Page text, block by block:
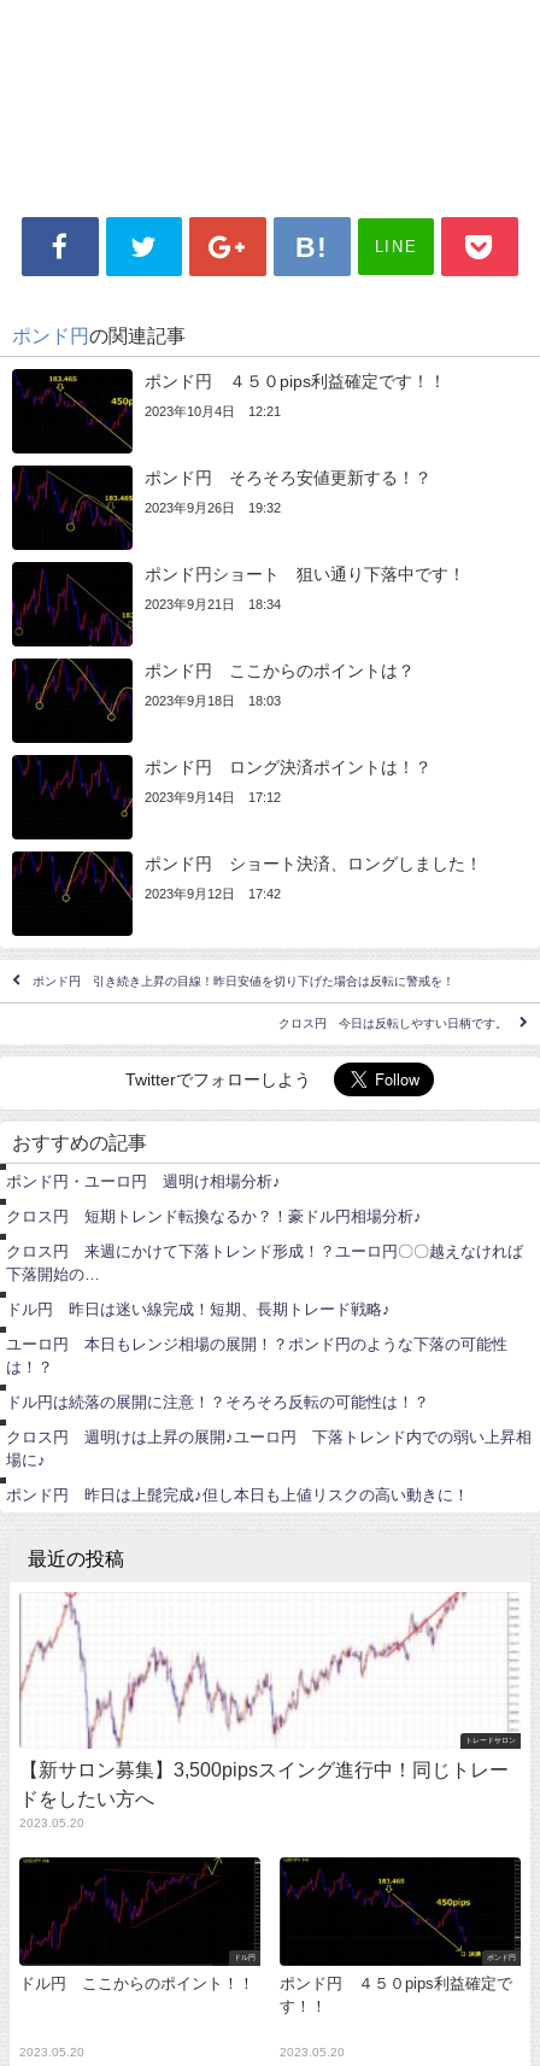
LINE
ポンド円の関連記事
ポンド円 ４５０pips利益確定です！！
2023年10月4日 12:21
ポンド円 そろそろ安値更新する！？
2023年9月26日 19:32
ポンド円ショート 狙い通り下落中です！
2023年9月21日 18:34
ポンド円 ここからのポイントは？
2023年9月18日 18:03
ポンド円 ロング決済ポイントは！？
2023年9月14日 17:12
ポンド円 ショート決済、ロングしました！
2023年9月12日 17:42
ポンド円 引き続き上昇の目線！昨日安値を切り下げた場合は反転に警戒を！
クロス円 今日は反転しやすい日柄です。
Twitterでフォローしよう
おすすめの記事
ポンド円・ユーロ円 週明け相場分析♪
クロス円 短期トレンド転換なるか？！豪ドル円相場分析♪
クロス円 来週にかけて下落トレンド形成！？ユーロ円〇〇越えなければ
下落開始の…
ドル円 昨日は迷い線完成！短期、長期トレード戦略♪
ユーロ円 本日もレンジ相場の展開！？ポンド円のような下落の可能性
は！？
ドル円は続落の展開に注意！？そろそろ反転の可能性は！？
クロス円 週明けは上昇の展開♪ユーロ円 下落トレンド内での弱い上昇相
場に♪
ポンド円 昨日は上髭完成♪但し本日も上値リスクの高い動きに！
最近の投稿
トレードサロン
【新サロン募集】3,500pipsスイング進行中！同じトレー
ドをしたい方へ
2023.05.20
ドル円
ドル円 ここからのポイント！！
2023.05.20
ポンド円
ポンド円 ４５０pips利益確定で
す！！
2023.05.20